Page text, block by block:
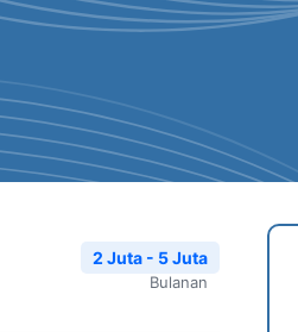
2 Juta - 5 Juta
Bulanan